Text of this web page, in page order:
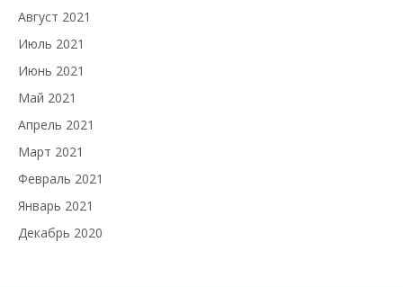
Август 2021
Июль 2021
Июнь 2021
Май 2021
Апрель 2021
Март 2021
Февраль 2021
Январь 2021
Декабрь 2020